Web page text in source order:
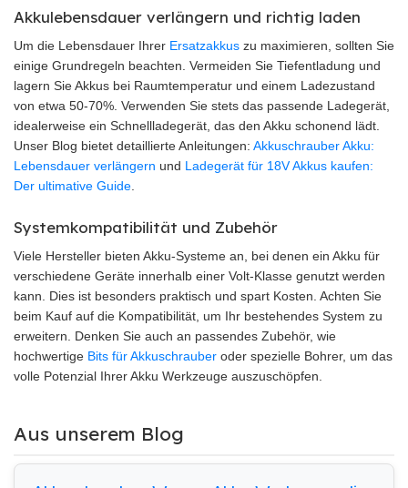
Akkulebensdauer verlängern und richtig laden
Um die Lebensdauer Ihrer Ersatzakkus zu maximieren, sollten Sie
einige Grundregeln beachten. Vermeiden Sie Tiefentladung und
lagern Sie Akkus bei Raumtemperatur und einem Ladezustand
von etwa 50-70%. Verwenden Sie stets das passende Ladegerät,
idealerweise ein Schnellladegerät, das den Akku schonend lädt.
Unser Blog bietet detaillierte Anleitungen: Akkuschrauber Akku:
Lebensdauer verlängern und Ladegerät für 18V Akkus kaufen:
Der ultimative Guide
Systemkompatibilität und Zubehör
Viele Hersteller bieten Akku-Systeme an, bei denen ein Akku für
verschiedene Geräte innerhalb einer Volt-Klasse genutzt werden
kann. Dies ist besonders praktisch und spart Kosten. Achten Sie
beim Kauf auf die Kompatibilität, um Ihr bestehendes System zu
erweitern. Denken Sie auch an passendes Zubehör, wie
hochwertige Bits für Akkuschrauber oder spezielle Bohrer, um das
volle Potenzial Ihrer Akku Werkzeuge auszuschöpfen.
Aus unserem Blog